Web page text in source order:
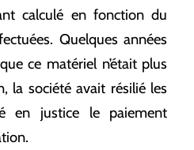
calculé en fonction du
Quelques années
ce matériel n’était plus
la société avait résilié les
en justice le paiement